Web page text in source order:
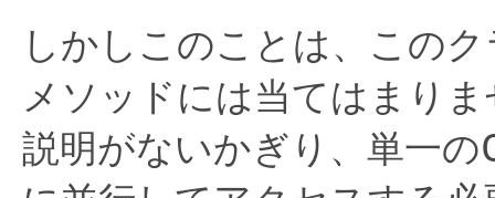
しかしこのことは、この
メソッドには当てはまり
説明がないかぎり、単一の